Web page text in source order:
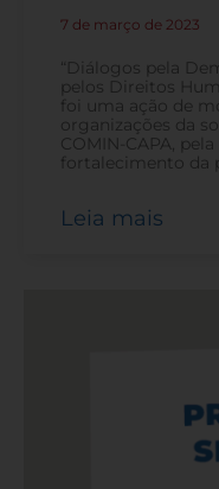
7 de março de 2023
“Diálogos pela
pelos Direitos
foi uma ação de
organizações da
COMIN-CAPA,
fortalecimento da
Leia mais